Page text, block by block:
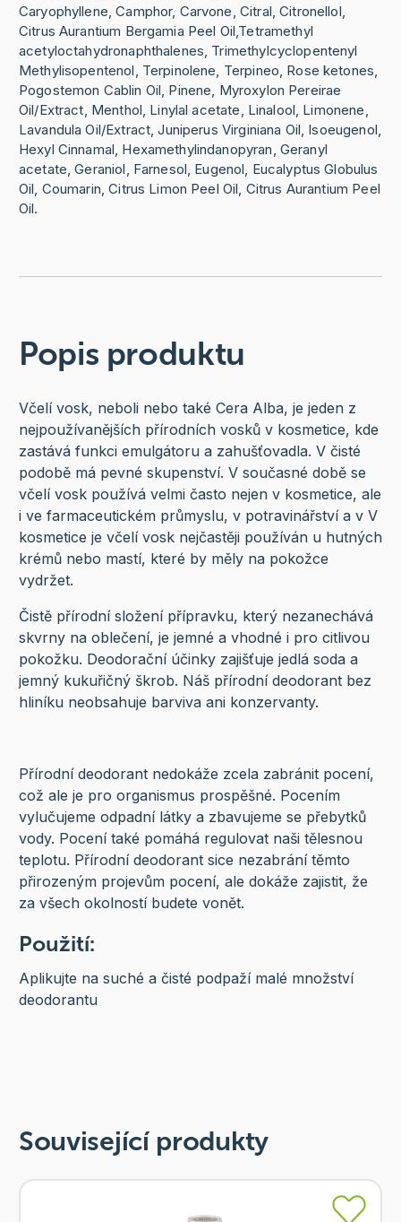
Caryophyllene, Camphor, Carvone, Citral, Citronellol,
Citrus Aurantium Bergamia Peel Oil,Tetramethyl
acetyloctahydronaphthalenes, Trimethylcyclopentenyl
Methylisopentenol, Terpinolene, Terpineo, Rose ketones,
Pogostemon Cablin Oil, Pinene, Myroxylon Pereirae
Oil/Extract, Menthol, Linylal acetate, Linalool, Limonene,
Lavandula Oil/Extract, Juniperus Virginiana Oil, Isoeugenol,
Hexyl Cinnamal, Hexamethylindanopyran, Geranyl
acetate, Geraniol, Farnesol, Eugenol, Eucalyptus Globulus
Oil, Coumarin, Citrus Limon Peel Oil, Citrus Aurantium Peel
Oil.
Popis produktu
Včelí vosk, neboli nebo také Cera Alba, je jeden z
nejpoužívanějších přírodních vosků v kosmetice, kde
zastává funkci emulgátoru a zahušťovadla. V čisté
podobě má pevné skupenství. V současné době se
včelí vosk používá velmi často nejen v kosmetice, ale
i ve farmaceutickém průmyslu, v potravinářství a v V
kosmetice je včelí vosk nejčastěji používán u hutných
krémů nebo mastí, které by měly na pokožce
vydržet.
Čistě přírodní složení přípravku, který nezanechává
skvrny na oblečení, je jemné a vhodné i pro citlivou
pokožku. Deodorační účinky zajišťuje jedlá soda a
jemný kukuřičný škrob. Náš přírodní deodorant bez
hliníku neobsahuje barviva ani konzervanty.
Přírodní deodorant nedokáže zcela zabránit pocení,
což ale je pro organismus prospěšné. Pocením
vylučujeme odpadní látky a zbavujeme se přebytků
vody. Pocení také pomáhá regulovat naši tělesnou
teplotu. Přírodní deodorant sice nezabrání těmto
přirozeným projevům pocení, ale dokáže zajistit, že
za všech okolností budete vonět.
Použití:
Aplikujte na suché a čisté podpaží malé množství
deodorantu
Související produkty